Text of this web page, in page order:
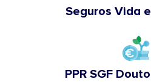
Seguros Vida
PPR SGF